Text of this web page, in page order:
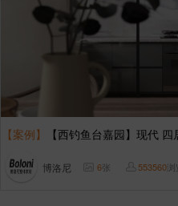
【案例】 【西钓鱼台嘉园】现代
博洛尼 6张 553560浏